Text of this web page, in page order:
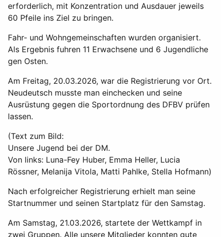
erforderlich, mit Konzentration und Ausdauer jeweils
60 Pfeile ins Ziel zu bringen.
Fahr- und Wohngemeinschaften wurden organisiert.
Als Ergebnis fuhren 11 Erwachsene und 6 Jugendliche
gen Osten.
Am Freitag, 20.03.2026, war die Registrierung vor Ort.
Neudeutsch musste man einchecken und seine
Ausrüstung gegen die Sportordnung des DFBV prüfen
lassen.
(Text zum Bild:
Unsere Jugend bei der DM.
Von links: Luna-Fey Huber, Emma Heller, Lucia
Rössner, Melanija Vitola, Matti Pahlke, Stella Hofmann)
Nach erfolgreicher Registrierung erhielt man seine
Startnummer und seinen Startplatz für den Samstag.
Am Samstag, 21.03.2026, startete der Wettkampf in
zwei Gruppen. Alle unsere Mitglieder konnten gute